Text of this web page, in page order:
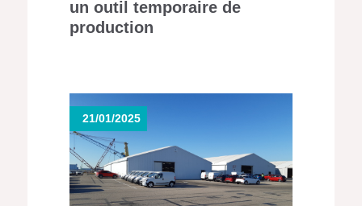
un outil temporaire de
production
21/01/2025